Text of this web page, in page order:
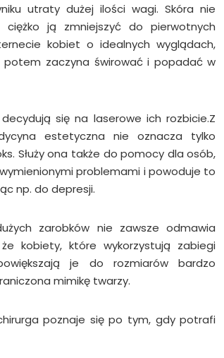
utraty dużej ilości wagi. Skóra nie
ją zmniejszyć do pierwotnych
kobiet o idealnych wyglądach,
potem zaczyna świrować i popadać w
się na laserowe ich rozbicie.Z
estetyczna nie oznacza tylko
Służy ona także do pomocy dla osób,
problemami i powoduje to
np. do depresji.
zarobków nie zawsze odmawia
kobiety, które wykorzystują zabiegi
je do rozmiarów bardzo
mimikę twarzy.
poznaje się po tym, gdy potrafi